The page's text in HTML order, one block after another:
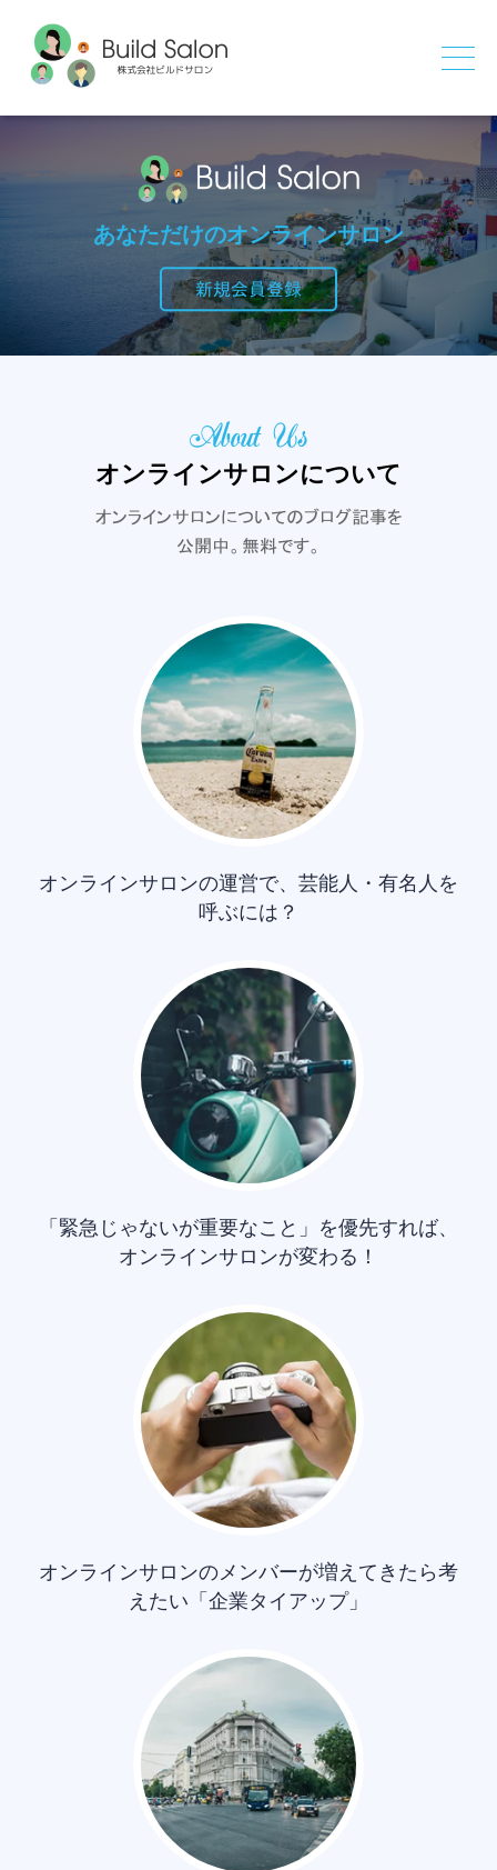
あなただけのオンラインサロン
新規会員登録
About Us
オンラインサロンについて
オンラインサロンについてのブログ記事を
公開中。無料です。
オンラインサロンの運営で、芸能人・有名人を
呼ぶには？
「緊急じゃないが重要なこと」を優先すれば、
オンラインサロンが変わる！
オンラインサロンのメンバーが増えてきたら考
えたい「企業タイアップ」